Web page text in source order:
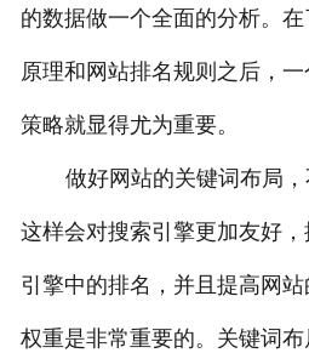
的数据做一个全面的分析。
原理和网站排名规则之后，
策略就显得尤为重要。
做好网站的关键词布局
这样会对搜索引擎更加友好
引擎中的排名，并且提高网
权重是非常重要的。关键词